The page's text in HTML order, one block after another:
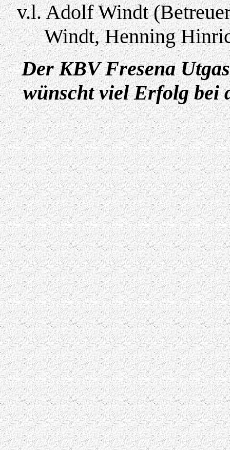
v.l. Adolf Windt
Windt, Henning
Der KBV Fresena
wünscht viel Erfolg bei